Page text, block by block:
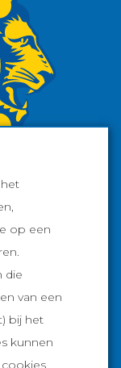
op een
die
van een
bij het
kunnen